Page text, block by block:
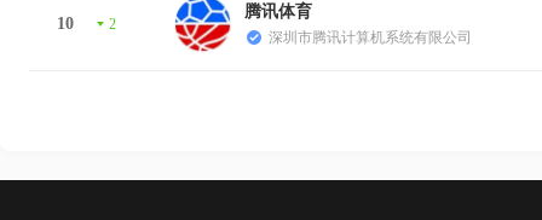
10 2
腾讯体育
深圳市腾讯计算机系统有限公司